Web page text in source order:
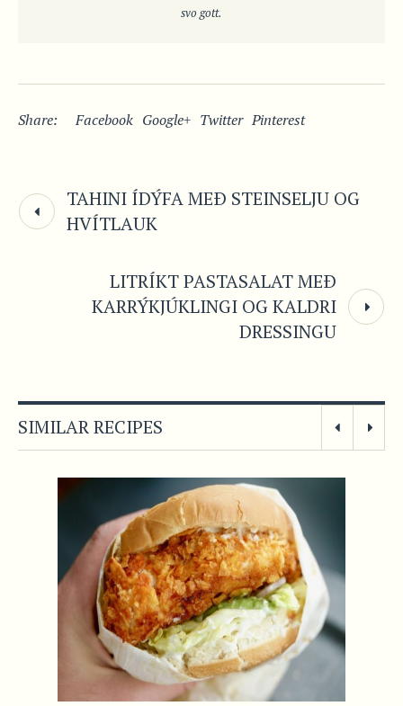
svo gott.
Share: Facebook Google+ Twitter Pinterest
TAHINI ÍDÝFA MEÐ STEINSELJU OG
HVÍTLAUK
LITRÍKT PASTASALAT MEÐ
KARRÝKJÚKLINGI OG KALDRI
DRESSINGU
SIMILAR RECIPES